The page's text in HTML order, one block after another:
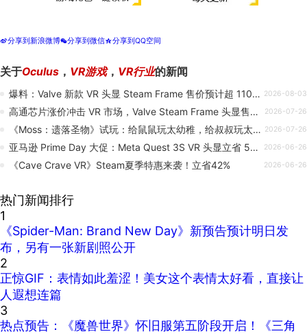
t分享到新浪微博w分享到微信z分享到QQ空间
关于Oculus ， VR游戏， VR行业的新闻
爆料：Valve 新款 VR 头显 Steam Frame 售价预计超 1100 美元 2026-08-03
高通芯片涨价冲击 VR 市场，Valve Steam Frame 头显售价或超 1000 美元 2026-07-26
《Moss：遗落圣物》试玩：给鼠鼠玩太幼稚，给叔叔玩太类魂 2026-07-26
亚马逊 Prime Day 大促：Meta Quest 3S VR 头显立省 50 美元 2026-06-26
《Cave Crave VR》Steam夏季特惠来袭！立省42% 2026-06-26
热门新闻排行
1
《Spider-Man: Brand New Day》新预告预计明日发
布，另有一张新剧照公开
2
正惊GIF：表情如此羞涩！美女这个表情太好看，直接让
人遐想连篇
3
热点预告：《魔兽世界》怀旧服第五阶段开启！《三角